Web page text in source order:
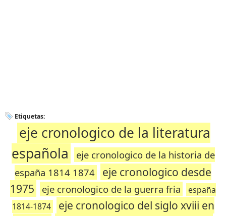
Etiquetas:
eje cronologico de la literatura
española
eje cronologico de la historia de
españa 1814 1874
eje cronologico desde
1975
eje cronologico de la guerra fria
españa
1814-1874
eje cronologico del siglo xviii en